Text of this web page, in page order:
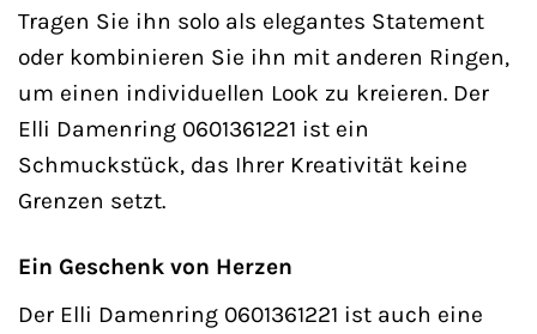
Tragen Sie ihn solo als elegantes Statement
oder kombinieren Sie ihn mit anderen Ringen,
um einen individuellen Look zu kreieren. Der
Elli Damenring 0601361221 ist ein
Schmuckstück, das Ihrer Kreativität keine
Grenzen setzt.
Ein Geschenk von Herzen
Der Elli Damenring 0601361221 ist auch eine